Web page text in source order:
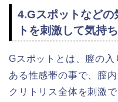
4.Gスポットなどの
トを刺激して気持
Gスポットとは、膣の
ある性感帯の事で、膣
クリトリス全体を刺激